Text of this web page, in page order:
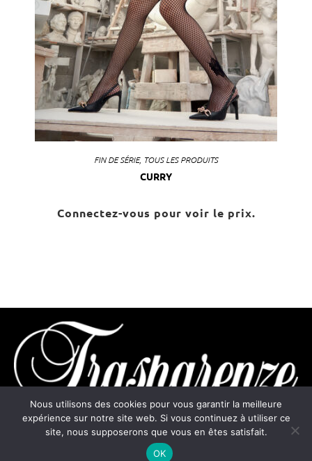
FIN DE SÉRIE, TOUS LES PRODUITS
CURRY
Connectez-vous pour voir le prix.
contact@trasparenze.fr
Nous utilisons des cookies pour vous garantir la meilleure
expérience sur notre site web. Si vous continuez à utiliser ce
site, nous supposerons que vous en êtes satisfait.
OK